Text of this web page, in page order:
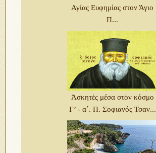
Αγίας Ευφημίας στον Άγιο
Π...
Ἀσκητὲς μέσα στὸν κόσμο
Γ’ - α΄. Π. Σοφιανός Τσαν...